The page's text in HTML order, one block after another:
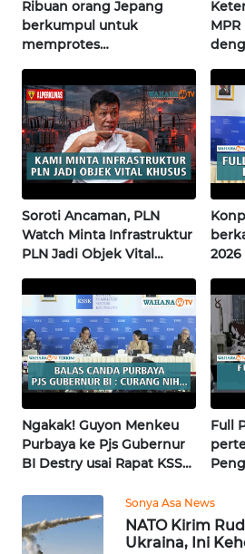
Ribuan orang Jepang
berkumpul untuk
memprotes
pertama di Fujisawa
Soroti Ancaman, PLN
Watch Minta Infrastruktur
PLN Jadi Objek Vital
Research
Ngakak! Guyon Menkeu
Purbaya ke Pjs Gubernur
BI Destry usai Rapat KSSK
Full
Sonya Asa News
NATO Kirim
Ukraina, Ini
INFO
IKLAN
TENTANG
KAMI
PEDOMAN
MEDIA
SIBER
KARIR
DISCLAIMER
Wahana
News
Regional
WN
SUMUT